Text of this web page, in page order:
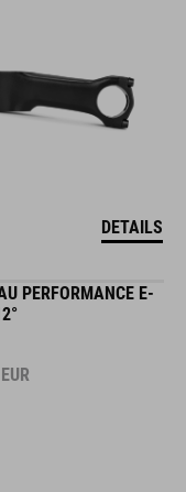
DETAILS
PERFORMANCE E-
EUR